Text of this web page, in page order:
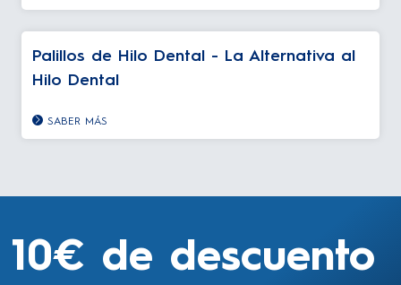
Palillos de Hilo Dental - La Alternativa al
Hilo Dental
SABER MÁS
10€ de descuento